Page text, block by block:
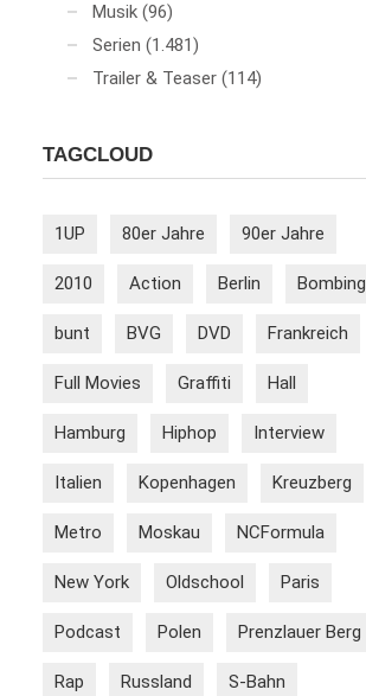
Musik (96)
Serien (1.481)
Trailer & Teaser (114)
TAGCLOUD
1UP 80er Jahre 90er Jahre
2010 Action Berlin Bombing
bunt BVG DVD Frankreich
Full Movies Graffiti Hall
Hamburg Hiphop Interview
Italien Kopenhagen Kreuzberg
Metro Moskau NCFormula
New York Oldschool Paris
Podcast Polen Prenzlauer Berg
Rap Russland S-Bahn